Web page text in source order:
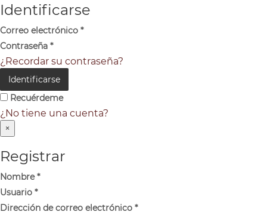
Identificarse
Correo electrónico *
Contraseña *
¿Recordar su contraseña?
Identificarse
Recuérdeme
¿No tiene una cuenta?
×
Registrar
Nombre*
Usuario *
Dirección de correo electrónico *